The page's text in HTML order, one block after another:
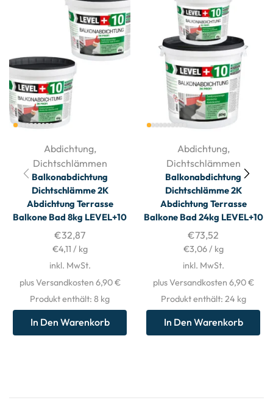
Abdichtung,
Dichtschlämmen
Balkonabdichtung
Dichtschlämme 2K
Abdichtung Terrasse
Balkone Bad 8kg LEVEL+10
€32,87
€4,11 / kg
inkl. MwSt.
plus Versandkosten 6,90 €
Produkt enthält: 8 kg
In Den Warenkorb
Abdichtung,
Dichtschlämmen
Balkonabdichtung
Dichtschlämme 2K
Abdichtung Terrasse
Balkone Bad 24kg LEVEL+10
€73,52
€3,06/ kg
inkl. MwSt.
plus Versandkosten 6,90 €
Produkt enthält: 24 kg
In Den Warenkorb